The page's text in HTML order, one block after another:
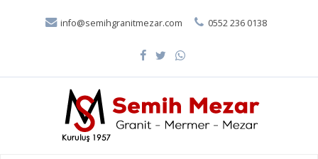
info@semihgranitmezar.com 0552 236 0138